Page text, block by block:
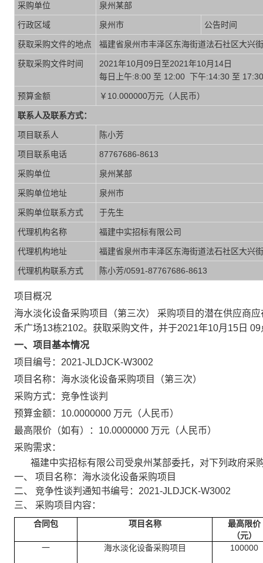
采购单位 泉州某部
行政区域 泉州市 公告时间
获取采购文件的地点 福建省泉州市丰泽区东海街道法石社区大兴
获取采购文件时间
2021年10月09日至2021年10月14日
每日上午:8:00 至 12:00 下午:14:30 至
预算金额 ￥10.000000万元（人民币）
联系人及联系方式：
项目联系人 陈小芳
项目联系电话 87767686-8613
采购单位 泉州某部
采购单位地址 泉州市
采购单位联系方式 于先生
代理机构名称 福建中实招标有限公司
代理机构地址 福建省泉州市丰泽区东海街道法石社区大兴
代理机构联系方式 陈小芳/0591-87767686-8613
项目概况
海水淡化设备采购项目（第三次） 采购项目的潜在供应商
禾广场13栋2102。获取采购文件，并于2021年10月15日
一、项目基本情况
项目编号：2021-JLDJCK-W3002
项目名称：海水淡化设备采购项目（第三次）
采购方式：竞争性谈判
预算金额：10.0000000 万元（人民币）
最高限价（如有）：10.0000000 万元（人民币）
采购需求：
福建中实招标有限公司受泉州某部委托，对下列政府采
一、 项目名称：海水淡化设备采购项目
二、 竞争性谈判通知书编号：2021-JLDJCK-W3002
三、 采购项目内容：
合同包 项目名称
最高限价
（元）
一
海水淡化设备采购项目 100000